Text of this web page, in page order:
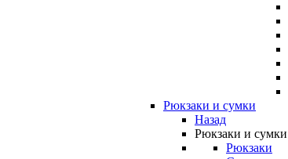
Рюкзаки и сумки
Назад
Рюкзаки и сумки
Рюкзаки